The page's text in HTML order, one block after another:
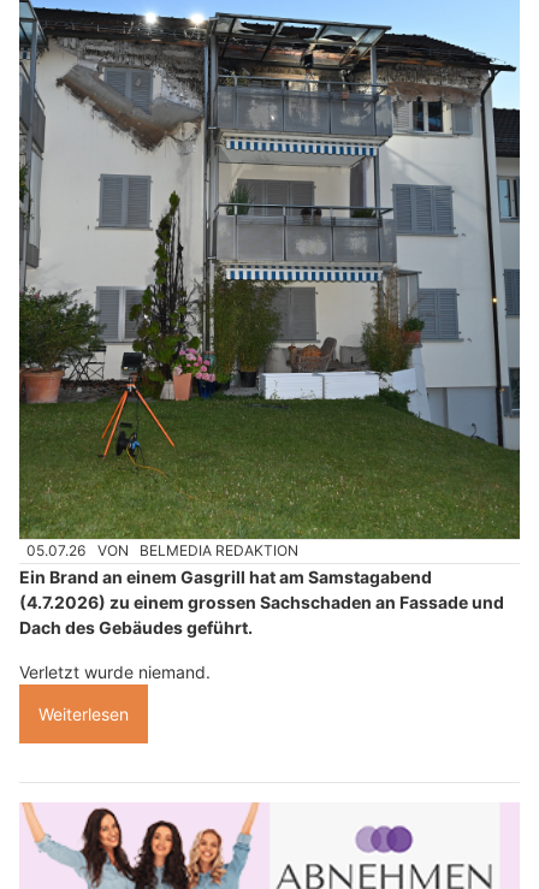
05.07.26 VON BELMEDIA REDAKTION
Ein Brand an einem Gasgrill hat am Samstagabend
(4.7.2026) zu einem grossen Sachschaden an Fassade und
Dach des Gebäudes geführt.
Verletzt wurde niemand.
Weiterlesen